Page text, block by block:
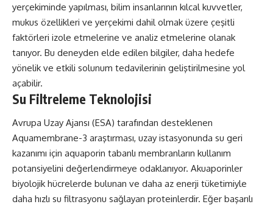
yerçekiminde yapılması, bilim insanlarının kılcal kuvvetler,
mukus özellikleri ve yerçekimi dahil olmak üzere çeşitli
faktörleri izole etmelerine ve analiz etmelerine olanak
tanıyor. Bu deneyden elde edilen bilgiler, daha hedefe
yönelik ve etkili solunum tedavilerinin geliştirilmesine yol
açabilir.
Su Filtreleme Teknolojisi
Avrupa Uzay Ajansı (ESA) tarafından desteklenen
Aquamembrane-3 araştırması, uzay istasyonunda su geri
kazanımı için aquaporin tabanlı membranların kullanım
potansiyelini değerlendirmeye odaklanıyor. Akuaporinler
biyolojik hücrelerde bulunan ve daha az enerji tüketimiyle
daha hızlı su filtrasyonu sağlayan proteinlerdir. Eğer başarılı